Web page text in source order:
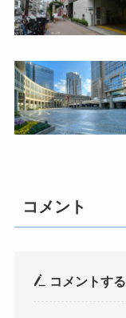
コメント
コメントする